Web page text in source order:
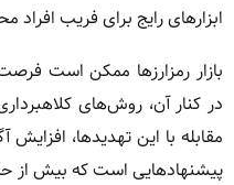
ابزارهای رایج برای فریب
بازار رمزارزها ممکن است
در کنار آن، روش‌های
مقابله با این تهدیدها،
پیشنهادهایی است که بیش از